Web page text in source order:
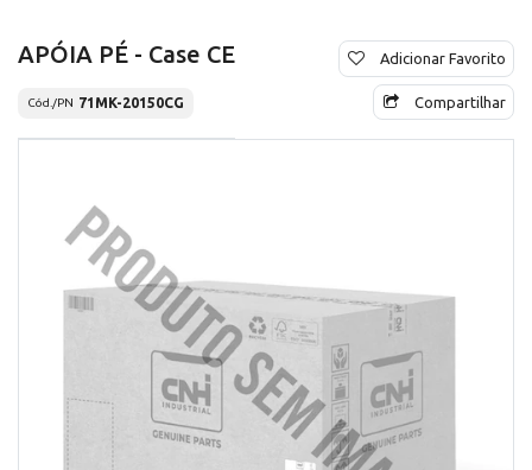
APÓIA PÉ - Case CE
Cód./PN 71MK-20150CG
Adicionar Favorito
Compartilhar